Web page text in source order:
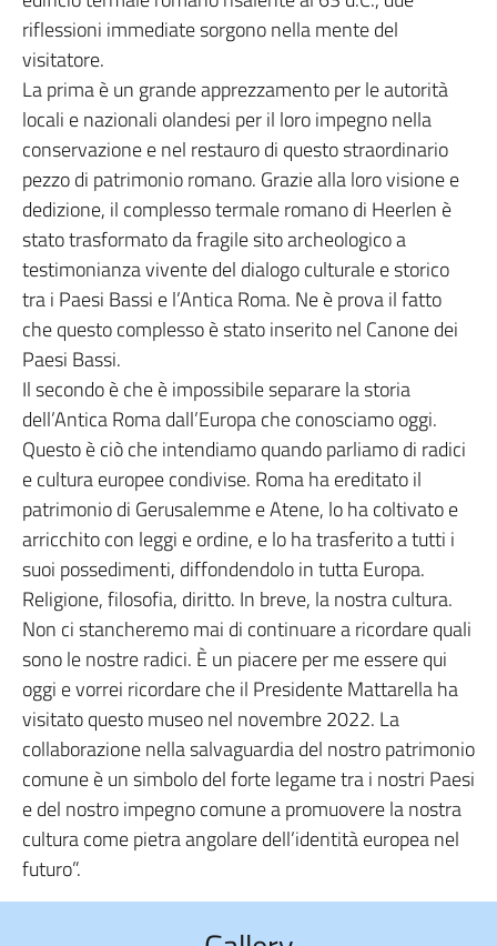
riflessioni immediate sorgono nella mente del
visitatore.
La prima è un grande apprezzamento per le autorità
locali e nazionali olandesi per il loro impegno nella
conservazione e nel restauro di questo straordinario
pezzo di patrimonio romano. Grazie alla loro visione e
dedizione, il complesso termale romano di Heerlen è
stato trasformato da fragile sito archeologico a
testimonianza vivente del dialogo culturale e storico
tra i Paesi Bassi e l’Antica Roma. Ne è prova il fatto
che questo complesso è stato inserito nel Canone dei
Paesi Bassi.
Il secondo è che è impossibile separare la storia
dell’Antica Roma dall’Europa che conosciamo oggi.
Questo è ciò che intendiamo quando parliamo di radici
e cultura europee condivise. Roma ha ereditato il
patrimonio di Gerusalemme e Atene, lo ha coltivato e
arricchito con leggi e ordine, e lo ha trasferito a tutti i
suoi possedimenti, diffondendolo in tutta Europa.
Religione, filosofia, diritto. In breve, la nostra cultura.
Non ci stancheremo mai di continuare a ricordare quali
sono le nostre radici. È un piacere per me essere qui
oggi e vorrei ricordare che il Presidente Mattarella ha
visitato questo museo nel novembre 2022. La
collaborazione nella salvaguardia del nostro patrimonio
comune è un simbolo del forte legame tra i nostri Paesi
e del nostro impegno comune a promuovere la nostra
cultura come pietra angolare dell’identità europea nel
futuro”.